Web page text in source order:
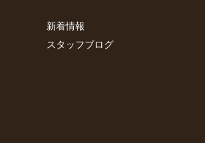
新着情報
スタッフブログ